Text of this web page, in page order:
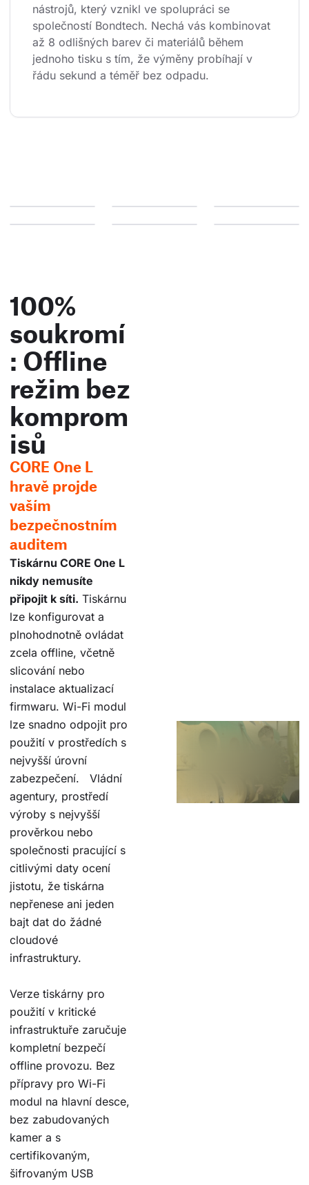
nástrojů, který vznikl ve spolupráci se
společností Bondtech. Nechá vás kombinovat
až 8 odlišných barev či materiálů během
jednoho tisku s tím, že výměny probíhají v
řádu sekund a téměř bez odpadu.
100%
soukromí
: Offline
režim bez
komprom
isů
CORE One L
hravě projde
vaším
bezpečnostním
auditem
Tiskárnu CORE One L
nikdy nemusíte
připojit k síti. Tiskárnu
lze konfigurovat a
plnohodnotně ovládat
zcela offline, včetně
slicování nebo
instalace aktualizací
firmwaru. Wi-Fi modul
lze snadno odpojit pro
použití v prostředích s
nejvyšší úrovní
zabezpečení. Vládní
agentury, prostředí
výroby s nejvyšší
prověrkou nebo
společnosti pracující s
citlivými daty ocení
jistotu, že tiskárna
nepřenese ani jeden
bajt dat do žádné
cloudové
infrastruktury.
Verze tiskárny pro
použití v kritické
infrastruktuře zaručuje
kompletní bezpečí
offline provozu. Bez
přípravy pro Wi-Fi
modul na hlavní desce,
bez zabudovaných
kamer a s
certifikovaným,
šifrovaným USB